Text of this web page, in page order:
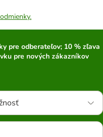
pre odberateľov; 10 % zľava
pre nových zákazníkov